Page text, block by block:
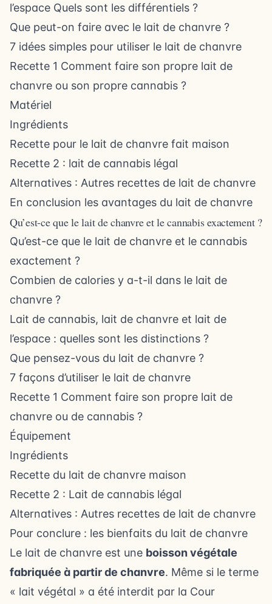
l’espace Quels sont les différentiels ?
Que peut-on faire avec le lait de chanvre ?
7 idées simples pour utiliser le lait de chanvre
Recette 1 Comment faire son propre lait de
chanvre ou son propre cannabis ?
Matériel
Ingrédients
Recette pour le lait de chanvre fait maison
Recette 2 : lait de cannabis légal
Alternatives : Autres recettes de lait de chanvre
En conclusion les avantages du lait de chanvre
Qu’est-ce que le lait de chanvre et le cannabis exactement ?
Qu’est-ce que le lait de chanvre et le cannabis
exactement ?
Combien de calories y a-t-il dans le lait de
chanvre ?
Lait de cannabis, lait de chanvre et lait de
l’espace : quelles sont les distinctions ?
Que pensez-vous du lait de chanvre ?
7 façons d’utiliser le lait de chanvre
Recette 1 Comment faire son propre lait de
chanvre ou de cannabis ?
Équipement
Ingrédients
Recette du lait de chanvre maison
Recette 2 : Lait de cannabis légal
Alternatives : Autres recettes de lait de chanvre
Pour conclure : les bienfaits du lait de chanvre
Le lait de chanvre est une boisson végétale
fabriquée à partir de chanvre. Même si le terme
« lait végétal » a été interdit par la Cour